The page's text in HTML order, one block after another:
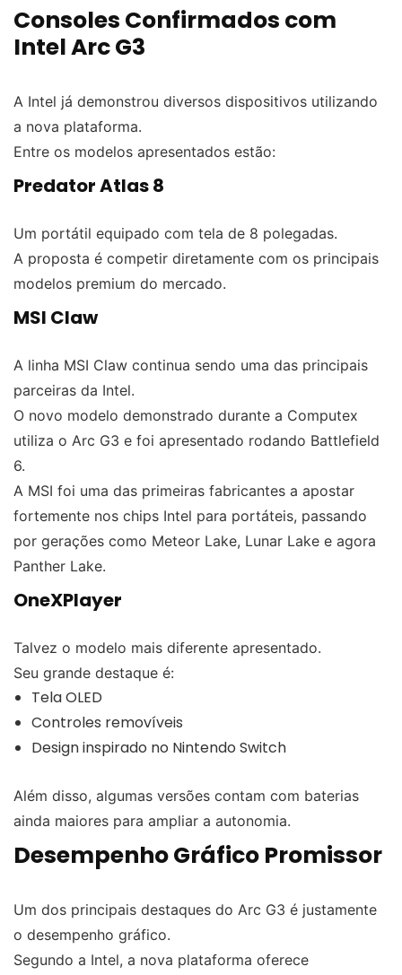
Consoles Confirmados com
Intel Arc G3
A Intel já demonstrou diversos dispositivos utilizando
a nova plataforma.
Entre os modelos apresentados estão:
Predator Atlas 8
Um portátil equipado com tela de 8 polegadas.
A proposta é competir diretamente com os principais
modelos premium do mercado.
MSI Claw
A linha MSI Claw continua sendo uma das principais
parceiras da Intel.
O novo modelo demonstrado durante a Computex
utiliza o Arc G3 e foi apresentado rodando Battlefield
6.
A MSI foi uma das primeiras fabricantes a apostar
fortemente nos chips Intel para portáteis, passando
por gerações como Meteor Lake, Lunar Lake e agora
Panther Lake.
OneXPlayer
Talvez o modelo mais diferente apresentado.
Seu grande destaque é:
Tela OLED
Controles removíveis
Design inspirado no Nintendo Switch
Além disso, algumas versões contam com baterias
ainda maiores para ampliar a autonomia.
Desempenho Gráfico Promissor
Um dos principais destaques do Arc G3 é justamente
o desempenho gráfico.
Segundo a Intel, a nova plataforma oferece